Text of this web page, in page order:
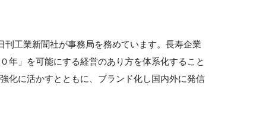
刊工業新聞社が事務局を務めています。長寿企業
年」を可能にする経営のあり方を体系化すること
化に活かすとともに、ブランド化し国内外に発信